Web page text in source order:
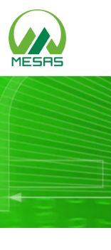
Zum Hauptinhalt